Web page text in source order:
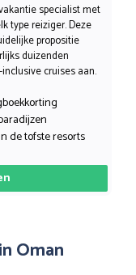
specialist met
type reiziger. Deze
propositie
duizenden
cruises aan.
de tofste resorts
Oman